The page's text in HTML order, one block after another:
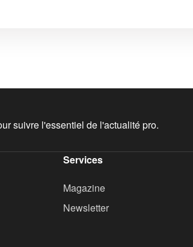
suivre l'essentiel de l'actualité pro.
Services
Magazine
Newsletter